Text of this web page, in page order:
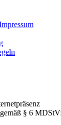
§ 6 MDStV: